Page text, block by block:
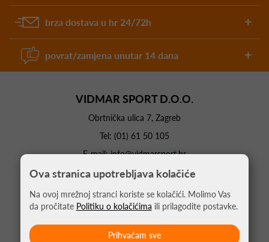
brza dostava u hr 24/72h
povrat/zamjena unutar 14 dana
VIDMAR SPORT D.O.O.
Obrtnička ulica 7, Zagreb
Tel: (01) 61 50 105
E-mail: info@vidmarsport.hr
POČETNA
O NAMA
KONTAKTI
AKCIJE
Ova stranica upotrebljava kolačiće
Na ovoj mrežnoj stranci koriste se kolačići. Molimo Vas
da pročitate Politiku o kolačićima ili prilagodite postavke.
Prihvaćam sve